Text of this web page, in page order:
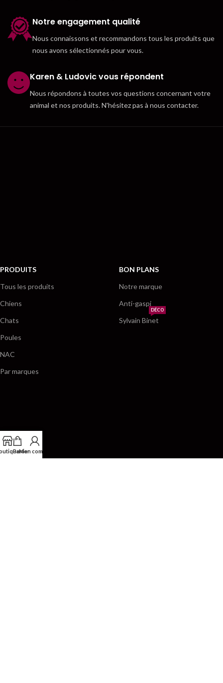
Notre engagement qualité
Nous connaissons et recommandons tous les produits que
nous avons sélectionnés pour vous.
Karen & Ludovic vous répondent
Nous répondons à toutes vos questions concernant votre
animal et nos produits. N'hésitez pas à nous contacter.
PRODUITS
Tous les produits
Chiens
Chats
Poules
NAC
Par marques
BON PLANS
Notre marque
Anti-gaspi
Sylvain Binet
DÉCO
Panier
Mon compte